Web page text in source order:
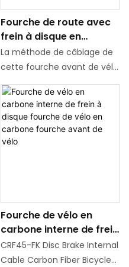
également être
personnalisé sur une base
unique en fonction des
besoins du client. Son
apparence est à la mode et
douces que l'eau qui coule
Fourche de route avec
frein à disque en
carbone T800 700*32C
Axe traversant 100*12
La méthode de câblage de
cette fourche avant de vélo
de route à frein à disque
CFK39 comporte deux
options, à savoir le demi-
câblage interne et le
câblage interne complet. Le
cadre tandis que d'autres
restent exposés
Fourche de vélo en
carbone interne de frein
à disque fourche de
vélo en carbone
CRF45-FK Disc Brake Internal
Cable Carbon Fiber Bicycle